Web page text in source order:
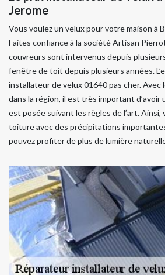
Jerome
Vous voulez un velux pour votre maison à
Faites confiance à la société Artisan
couvreurs sont intervenus depuis
fenêtre de toit depuis plusieurs années.
installateur de velux 01640 pas cher. Avec
dans la région, il est très important
est posée suivant les règles de l’art.
toiture avec des précipitations
pouvez profiter de plus de lumière